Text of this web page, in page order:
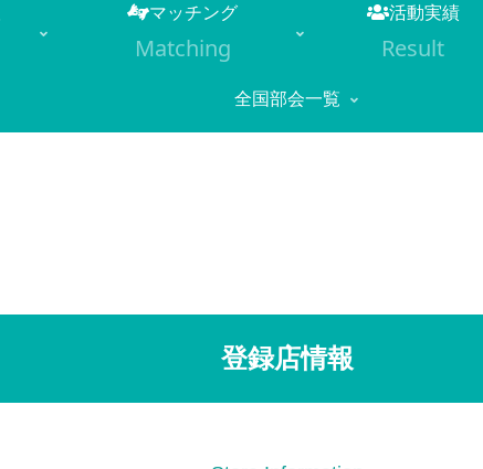
マッチング
Matching
活動実績
Result
全国部会一覧
登録店情報